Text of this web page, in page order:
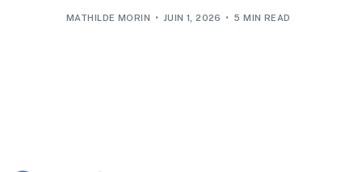
MATHILDE MORIN JUIN 1, 2026 5 MIN READ